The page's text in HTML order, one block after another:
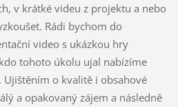
v krátké videu z projektu a nebo
Rádi bychom do
video s ukázkou hry
tohoto úkolu ujal nabízíme
Ujištěním o kvalitě i obsahové
a opakovaný zájem a následně